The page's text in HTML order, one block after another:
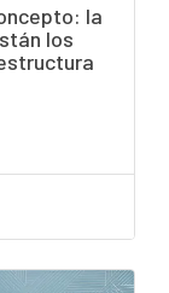
la
los